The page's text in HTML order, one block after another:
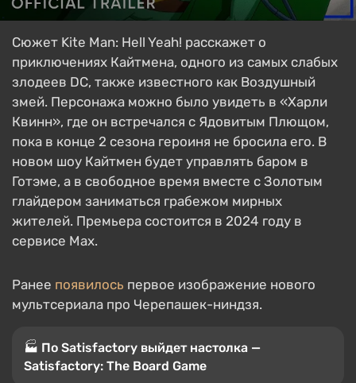
Сюжет Kite Man: Hell Yeah! расскажет о
приключениях Кайтмена, одного из самых слабых
злодеев DC, также известного как Воздушный
змей. Персонажа можно было увидеть в «Харли
Квинн», где он встречался с Ядовитым Плющом,
пока в конце 2 сезона героиня не бросила его. В
новом шоу Кайтмен будет управлять баром в
Готэме, а в свободное время вместе с Золотым
глайдером заниматься грабежом мирных
жителей. Премьера состоится в 2024 году в
сервисе Max.
Ранее появилось первое изображение нового
мультсериала про Черепашек-ниндзя.
🏭 По Satisfactory выйдет настолка —
Satisfactory: The Board Game